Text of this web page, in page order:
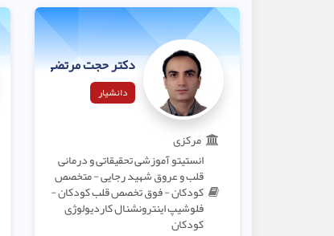
دکتر حجت مرتضی‌ئیان
دانشیار
مرکزی
انستیتو آموزشی تحقیقاتی و درمانی
قلب و عروق شهید رجایی - متخصص
کودکان - فوق تخصص قلب کودکان -
فلوشیپ اینترونشنال کاردیولوژی
کودکان